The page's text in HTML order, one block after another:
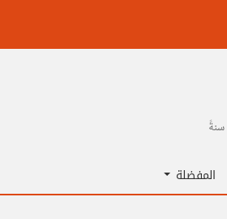
المفضلة